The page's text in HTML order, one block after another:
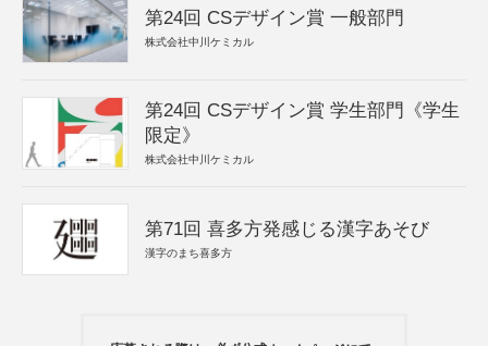
第24回 CSデザイン賞 一般部門
株式会社中川ケミカル
第24回 CSデザイン賞 学生部門《学生
限定》
株式会社中川ケミカル
第71回 喜多方発感じる漢字あそび
漢字のまち喜多方